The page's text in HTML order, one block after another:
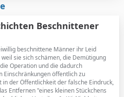
Beschnittener
beschnittene Männer ihr Leid
sie sich schämen, die Demütigung
Operation und die dadurch
Einschränkungen öffentlich zu
in der Öffentlichkeit der falsche Eindruck,
Entfernen "eines kleinen Stückchens